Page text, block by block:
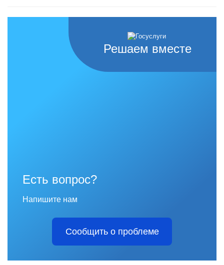
Решаем вместе
Есть вопрос?
Напишите нам
Сообщить о проблеме